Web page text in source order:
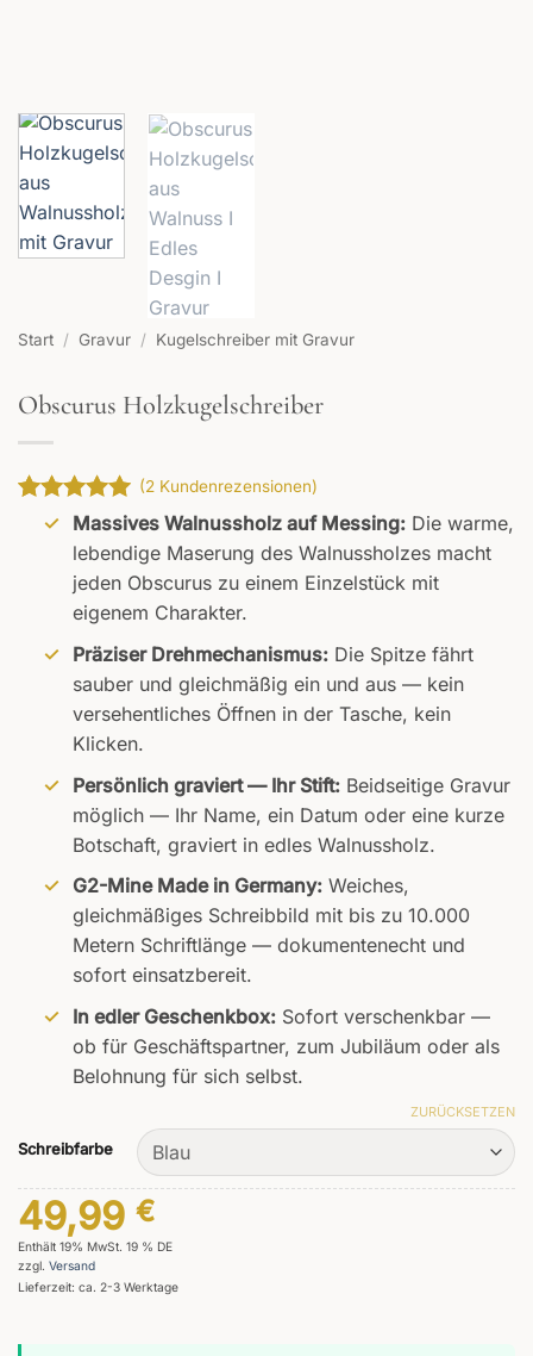
Start / Gravur / Kugelschreiber mit Gravur
Obscurus Holzkugelschreiber
Bewertet
von
5, basierend
Kundenbewertungen
(2 Kundenrezensionen)
Massives Walnussholz auf Messing:Die warme,
lebendige Maserung des Walnussholzes macht
jeden Obscurus zu einem Einzelstück mit
eigenem Charakter.
Präziser Drehmechanismus:Die Spitze fährt
sauber und gleichmäßig ein und aus — kein
versehentliches Öffnen in der Tasche, kein
Klicken.
Persönlich graviert — Ihr Stift:Beidseitige Gravur
möglich — Ihr Name, ein Datum oder eine kurze
Botschaft, graviert in edles Walnussholz.
G2-Mine Made in Germany:Weiches,
gleichmäßiges Schreibbild mit bis zu 10.000
Metern Schriftlänge — dokumentenecht und
sofort einsatzbereit.
In edler Geschenkbox:Sofort verschenkbar —
ob für Geschäftspartner, zum Jubiläum oder als
Belohnung für sich selbst.
Schreibfarbe
ZURÜCKSETZEN
49,99 €
Enthält 19% MwSt. 19 % DE
zzgl. Versand
Lieferzeit: ca. 2-3 Werktage